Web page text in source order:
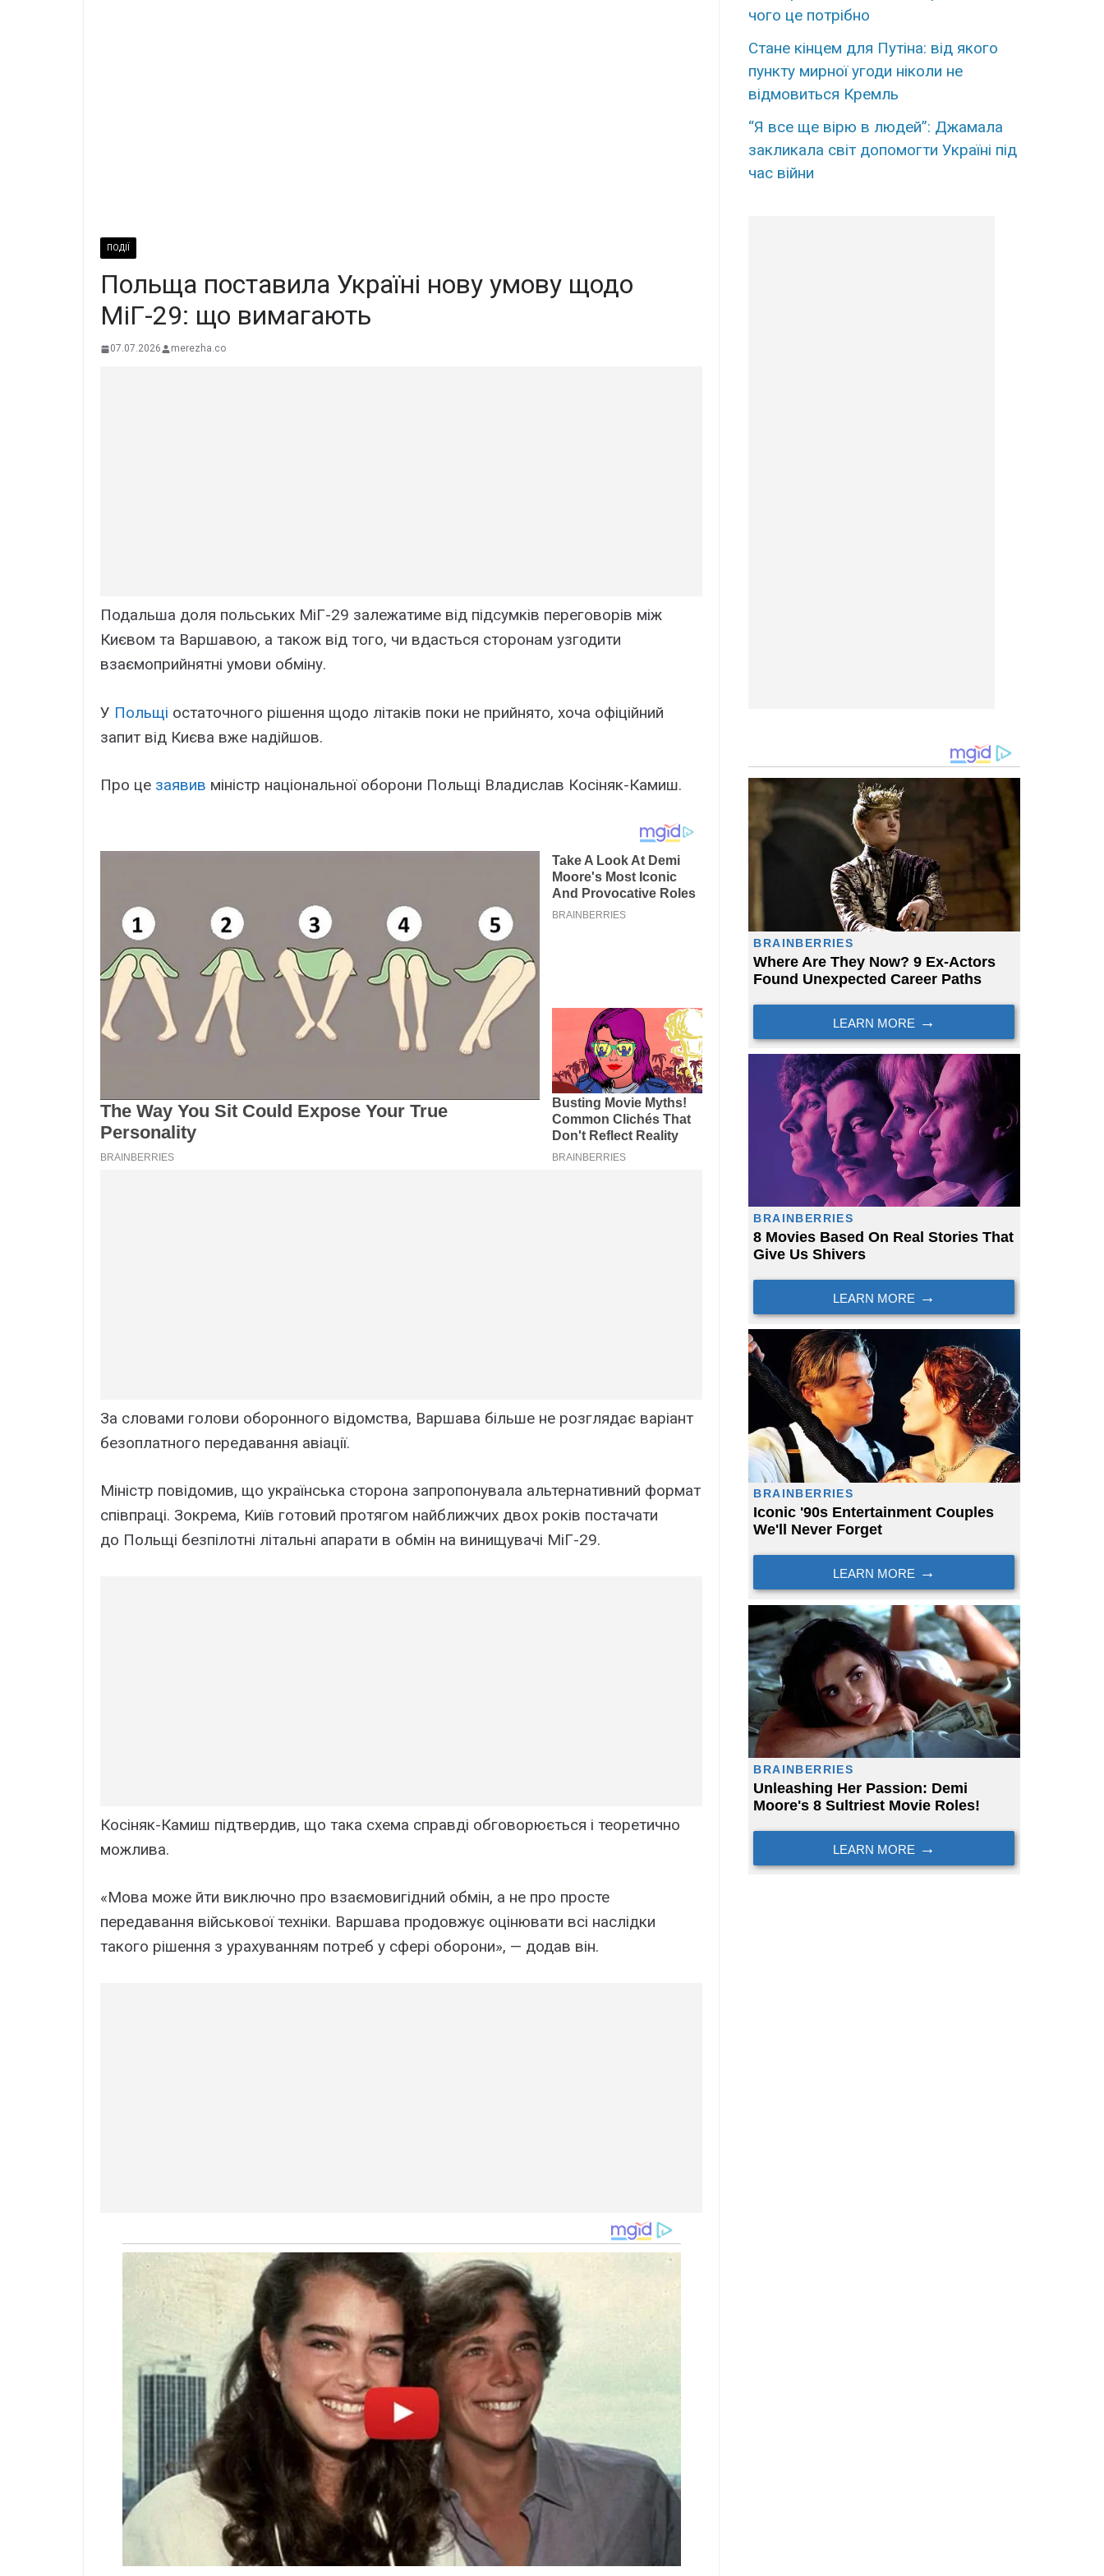
ПОДІЇ
Польща поставила Україні нову умову щодо
МіГ-29: що вимагають
07.07.2026 merezha.co
Подальша доля польських МіГ-29 залежатиме від підсумків переговорів між
Києвом та Варшавою, а також від того, чи вдасться сторонам узгодити
взаємоприйнятні умови обміну.
У Польщі остаточного рішення щодо літаків поки не прийнято, хоча офіційний
запит від Києва вже надійшов.
Про це заявив міністр національної оборони Польщі Владислав Косіняк-Камиш.
За словами голови оборонного відомства, Варшава більше не розглядає варіант
безоплатного передавання авіації.
Міністр повідомив, що українська сторона запропонувала альтернативний формат
співпраці. Зокрема, Київ готовий протягом найближчих двох років постачати
до Польщі безпілотні літальні апарати в обмін на винищувачі МіГ-29.
Косіняк-Камиш підтвердив, що така схема справді обговорюється і теоретично
можлива.
«Мова може йти виключно про взаємовигідний обмін, а не про просте
передавання військової техніки. Варшава продовжує оцінювати всі наслідки
такого рішення з урахуванням потреб у сфері оборони», — додав він.
чого це потрібно
Стане кінцем для Путіна: від якого
пункту мирної угоди ніколи не
відмовиться Кремль
“Я все ще вірю в людей”: Джамала
закликала світ допомогти Україні під
час війни